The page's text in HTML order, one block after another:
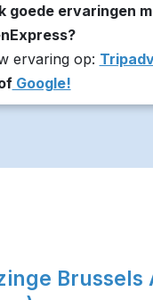
goede ervaringen
ervaring op:
Google!